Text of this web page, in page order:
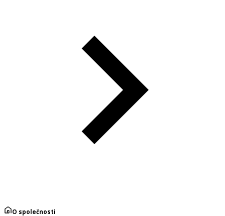
O společnosti